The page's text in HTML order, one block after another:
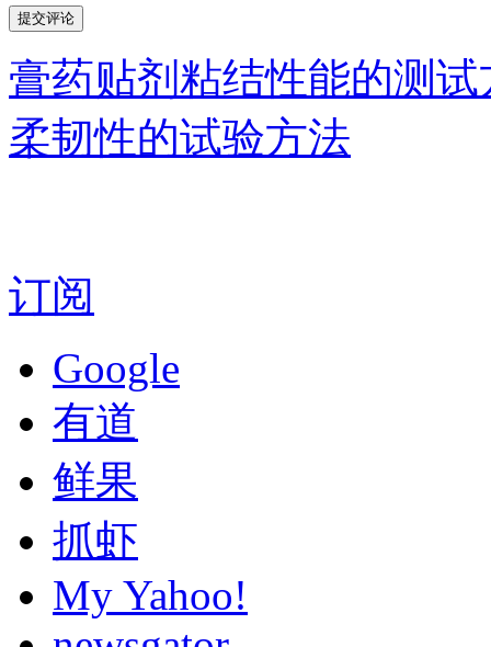
膏药贴剂粘结性能的测
柔韧性的试验方法
订阅
Google
有道
鲜果
抓虾
My Yahoo!